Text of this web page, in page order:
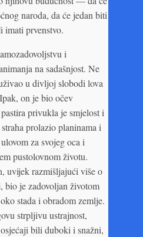
naroda, da će jedan biti
imati prvenstvo.
i
na sadašnjost. Ne
u divljoj slobodi lova
on je bio očev
privukla je smjelost i
prolazio planinama i
za svojeg oca i
pustolovnom životu.
uvijek razmišljajući više o
bio je zadovoljan životom
stada i obradom zemlje.
strpljivu ustrajnost,
bili duboki i snažni,